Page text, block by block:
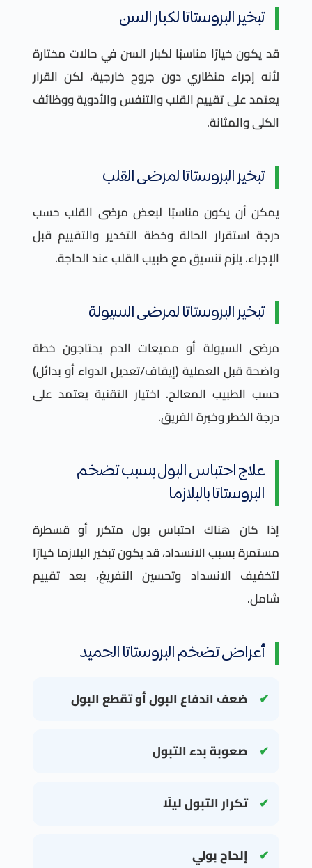
تبخير البروستاتا لكبار السن
قد يكون خيارًا مناسبًا لكبار السن في حالات مختارة
لأنه إجراء منظاري دون جروح خارجية، لكن القرار
يعتمد على تقييم القلب والتنفس والأدوية ووظائف
الكلى والمثانة.
تبخير البروستاتا لمرضى القلب
يمكن أن يكون مناسبًا لبعض مرضى القلب حسب
درجة استقرار الحالة وخطة التخدير والتقييم قبل
الإجراء. يلزم تنسيق مع طبيب القلب عند الحاجة.
تبخير البروستاتا لمرضى السيولة
مرضى السيولة أو مميعات الدم يحتاجون خطة
واضحة قبل العملية (إيقاف/تعديل الدواء أو بدائل)
حسب الطبيب المعالج. اختيار التقنية يعتمد على
درجة الخطر وخبرة الفريق.
علاج احتباس البول بسبب تضخم
البروستاتا بالبلازما
إذا كان هناك احتباس بول متكرر أو قسطرة
مستمرة بسبب الانسداد، قد يكون تبخير البلازما خيارًا
لتخفيف الانسداد وتحسين التفريغ، بعد تقييم
شامل.
أعراض تضخم البروستاتا الحميد
ضعف اندفاع البول أو تقطع البول
صعوبة بدء التبول
تكرار التبول ليلًا
إلحاح بولي